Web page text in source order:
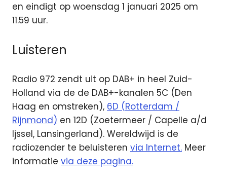
en eindigt op woensdag 1 januari 2025 om
11.59 uur.
Luisteren
Radio 972 zendt uit op DAB+ in heel Zuid-
Holland via de de DAB+-kanalen 5C (Den
Haag en omstreken), 6D (Rotterdam /
Rijnmond) en 12D (Zoetermeer / Capelle a/d
Ijssel, Lansingerland). Wereldwijd is de
radiozender te beluisteren via Internet. Meer
informatie via deze pagina.